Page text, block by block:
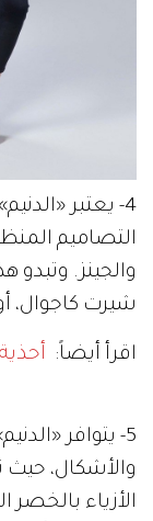
4- يعتبر
التصاميم
والجينز. وتبدو
شيرت كاجوال،
اقرأ أيضاً: أحذية Dior-ID الرياضية بإبداعات جديدة
5- يتوافر
والأشكال، حيث
الأزياء بالخصر